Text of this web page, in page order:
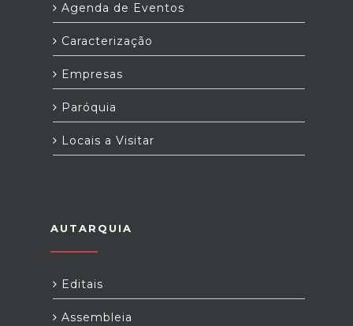
Agenda de Eventos
Caracterização
Empresas
Paróquia
Locais a Visitar
AUTARQUIA
Editais
Assembleia